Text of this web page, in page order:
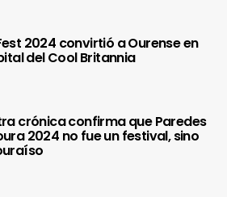
2024 convirtió a Ourense en
del Cool Britannia
crónica confirma que Paredes
2024 no fue un festival, sino